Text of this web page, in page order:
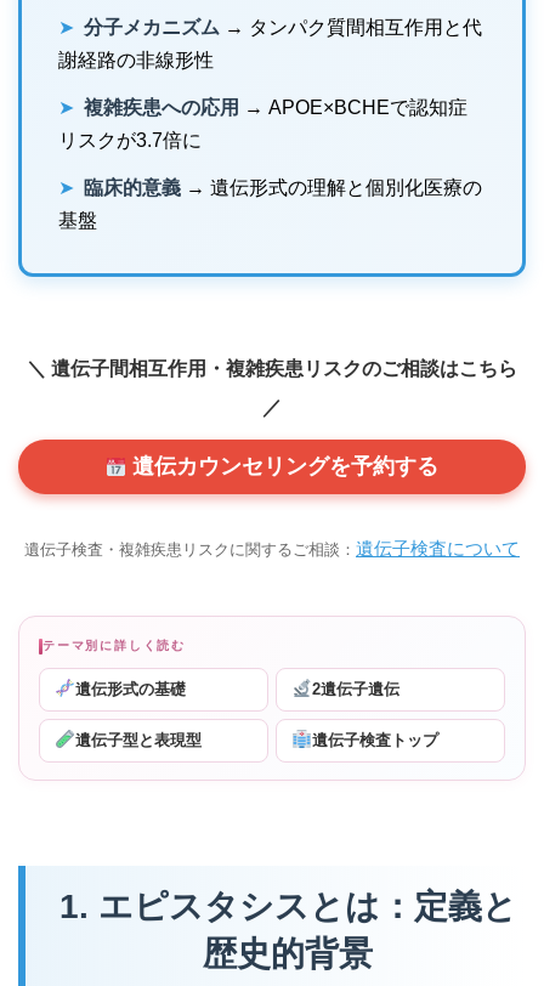
➤ 分子メカニズム → タンパク質間相互作用と代
謝経路の非線形性
➤ 複雑疾患への応用 → APOE×BCHEで認知症
リスクが3.7倍に
➤ 臨床的意義 → 遺伝形式の理解と個別化医療の
基盤
＼ 遺伝子間相互作用・複雑疾患リスクのご相談はこちら
／
遺伝カウンセリングを予約する
遺伝子検査・複雑疾患リスクに関するご相談： 遺伝子検査について
テーマ別に詳しく読む
遺伝形式の基礎 2遺伝子遺伝
遺伝子型と表現型 遺伝子検査トップ
1. エピスタシスとは：定義と
歴史的背景